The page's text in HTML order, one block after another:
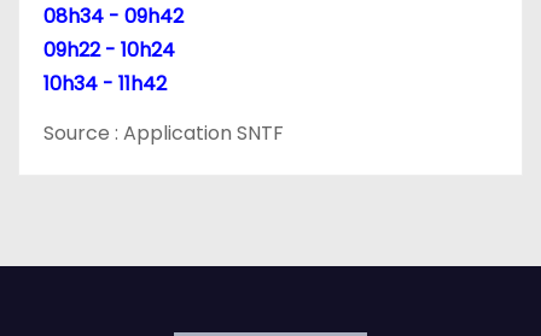
08h34 - 09h42
09h22 - 10h24
10h34 - 11h42
Source : Application SNTF